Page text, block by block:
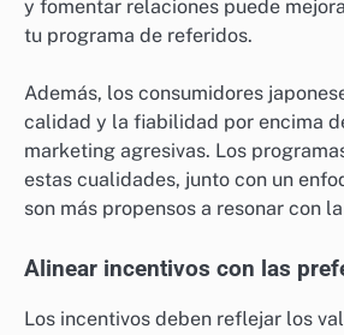
y fomentar relaciones puede
tu programa de referidos.
Además, los consumidores
calidad y la fiabilidad por encima
marketing agresivas. Los
estas cualidades, junto con un
son más propensos a resonar con
Alinear incentivos con las
Los incentivos deben reflejar los